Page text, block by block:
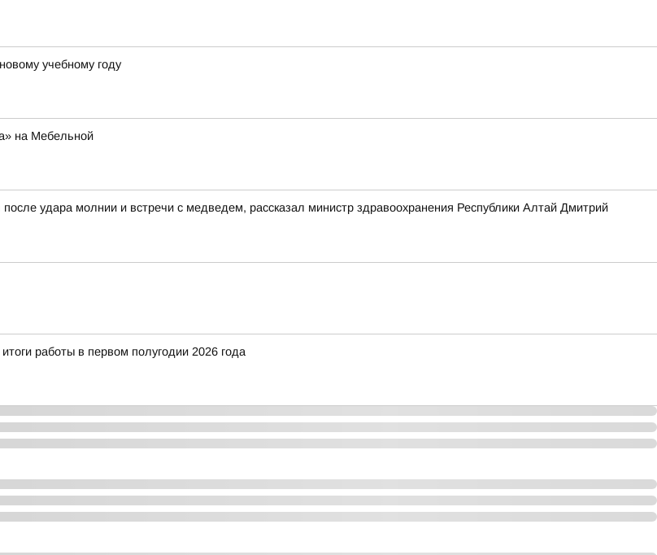
учебному году
на Мебельной
удара молнии и встречи с медведем, рассказал министр здравоохранения Республики Алтай Дмитрий
работы в первом полугодии 2026 года